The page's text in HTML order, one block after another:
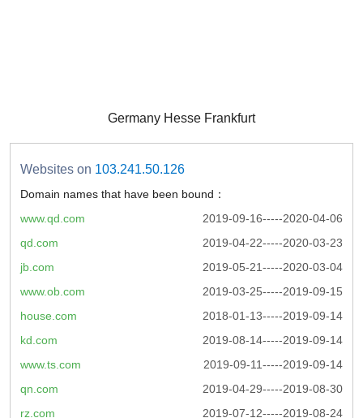
Germany Hesse Frankfurt
Websites on 103.241.50.126
Domain names that have been bound：
2019-09-16-----2020-04-06
www.qd.com
2019-04-22-----2020-03-23
qd.com
2019-05-21-----2020-03-04
jb.com
2019-03-25-----2019-09-15
www.ob.com
2018-01-13-----2019-09-14
house.com
2019-08-14-----2019-09-14
kd.com
2019-09-11-----2019-09-14
www.ts.com
2019-04-29-----2019-08-30
qn.com
2019-07-12-----2019-08-24
rz.com